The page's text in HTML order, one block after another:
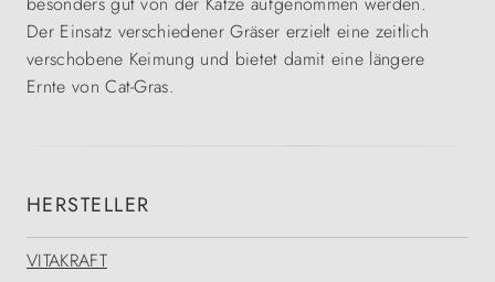
Der Einsatz verschiedener Gräser erzielt eine zeitlich
verschobene Keimung und bietet damit eine längere
Ernte von Cat-Gras.
HERSTELLER
VITAKRAFT